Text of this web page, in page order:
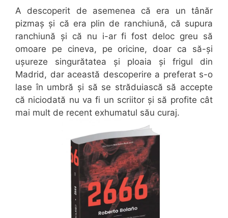
A descoperit de asemenea că era un tânăr
pizmaș și că era plin de ranchiună, că supura
ranchiună și că nu i-ar fi fost deloc greu să
omoare pe cineva, pe oricine, doar ca să-și
ușureze singurătatea și ploaia și frigul din
Madrid, dar această descoperire a preferat s-o
lase în umbră și să se străduiască să accepte
că niciodată nu va fi un scriitor și să profite cât
mai mult de recent exhumatul său curaj.